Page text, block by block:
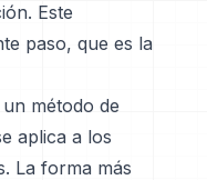
Este
paso, que es la
método de
aplica a los
La forma más